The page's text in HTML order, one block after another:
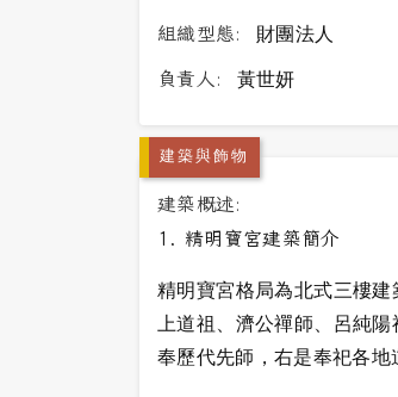
組織型態: 財團法人
負責人: 黃世妍
建築與飾物
建築概述:
1. 精明寶宮建築簡介
精明寶宮格局為北式三樓
上道祖、濟公禪師、呂純
奉歷代先師，右是奉祀各地